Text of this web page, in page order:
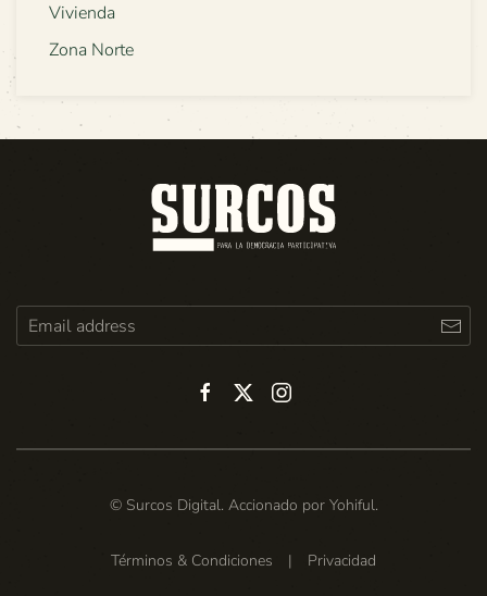
Vivienda
Zona Norte
© Surcos Digital. Accionado por Yohiful.
Términos & Condiciones | Privacidad